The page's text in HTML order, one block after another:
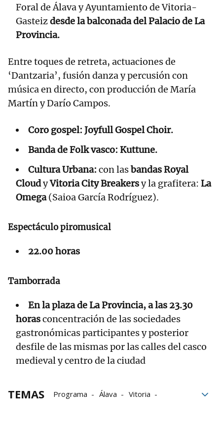
Foral de Álava y Ayuntamiento de Vitoria-
Gasteizdesde la balconada del Palacio de La
Provincia.
Entre toques de retreta, actuaciones de
‘Dantzaria’, fusión danza y percusión con
música en directo, con producción de María
Martín y Darío Campos.
Coro gospel: Joyfull Gospel Choir.
Banda de Folk vasco: Kuttune.
Cultura Urbana: con lasbandas Royal
CloudyVitoria City Breakersy la grafitera: La
Omega(Saioa García Rodríguez).
Espectáculo piromusical
22.00 horas
Tamborrada
En la plaza de La Provincia, a las 23.30
horasconcentración de las sociedades
gastronómicas participantes y posterior
desfile de las mismas por las calles del casco
medieval y centro de la ciudad
TEMAS Programa Álava
Vitoria